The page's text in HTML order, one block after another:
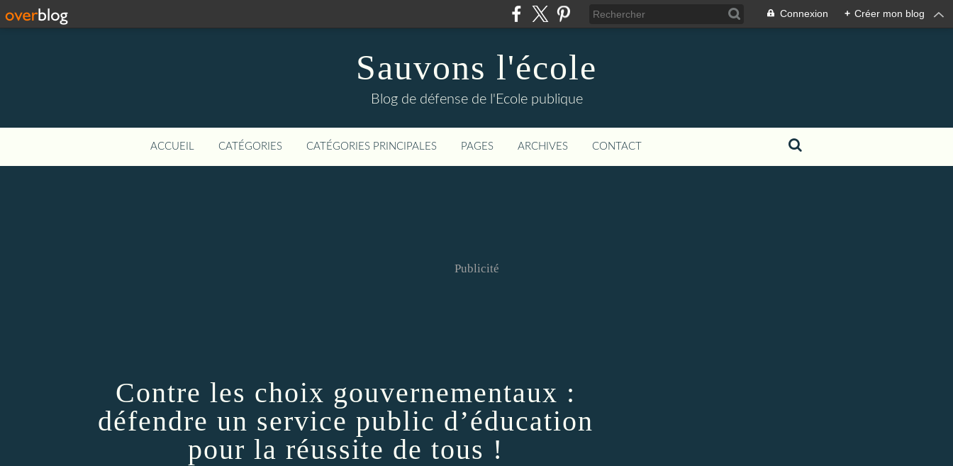
Connexion + Créer mon blog
Sauvons l'école
Blog de défense de l'Ecole publique
ACCUEIL CATÉGORIES CATÉGORIES PRINCIPALES PAGES ARCHIVES CONTACT
Publicité
Contre les choix gouvernementaux :
défendre un service public d’éducation
pour la réussite de tous !